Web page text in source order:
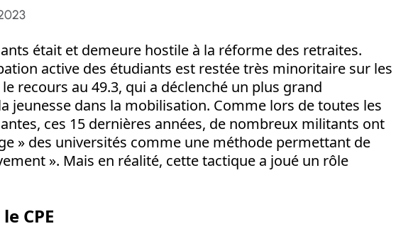
était et demeure hostile à la réforme des retraites.
active des étudiants est restée très minoritaire sur les
recours au 49.3, qui a déclenché un plus grand
jeunesse dans la mobilisation. Comme lors de toutes les
ces 15 dernières années, de nombreux militants ont
» des universités comme une méthode permettant de
». Mais en réalité, cette tactique a joué un rôle
CPE